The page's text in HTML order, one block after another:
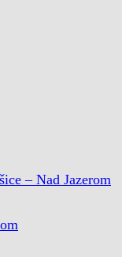
– Nad Jazerom